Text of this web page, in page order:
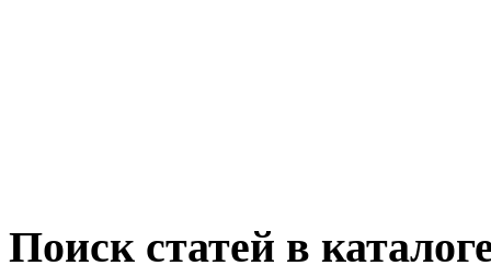
Поиск статей в